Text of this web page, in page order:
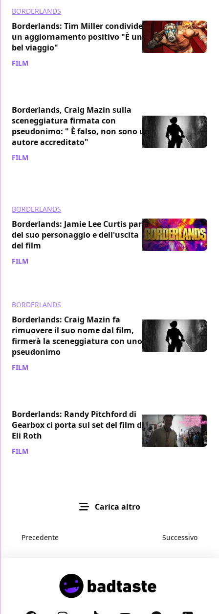
BORDERLANDS
Borderlands: Tim Miller condivide
un aggiornamento positivo "È un
bel viaggio"
FILM
Borderlands, Craig Mazin sulla
sceneggiatura firmata con
pseudonimo: " È falso, non sono un
autore accreditato"
FILM
BORDERLANDS
Borderlands: Jamie Lee Curtis parla
del suo personaggio e dell'uscita
del film
FILM
BORDERLANDS
Borderlands: Craig Mazin fa
rimuovere il suo nome dal film,
firmerà la sceneggiatura con uno
pseudonimo
FILM
Borderlands: Randy Pitchford di
Gearbox ci porta sul set del film di
Eli Roth
FILM
Carica altro
Precedente Successivo